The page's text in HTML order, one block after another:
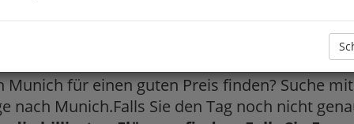
für Flüge
Munich für einen guten Preis finden? Suche
nach Munich.Falls Sie den Tag noch nicht